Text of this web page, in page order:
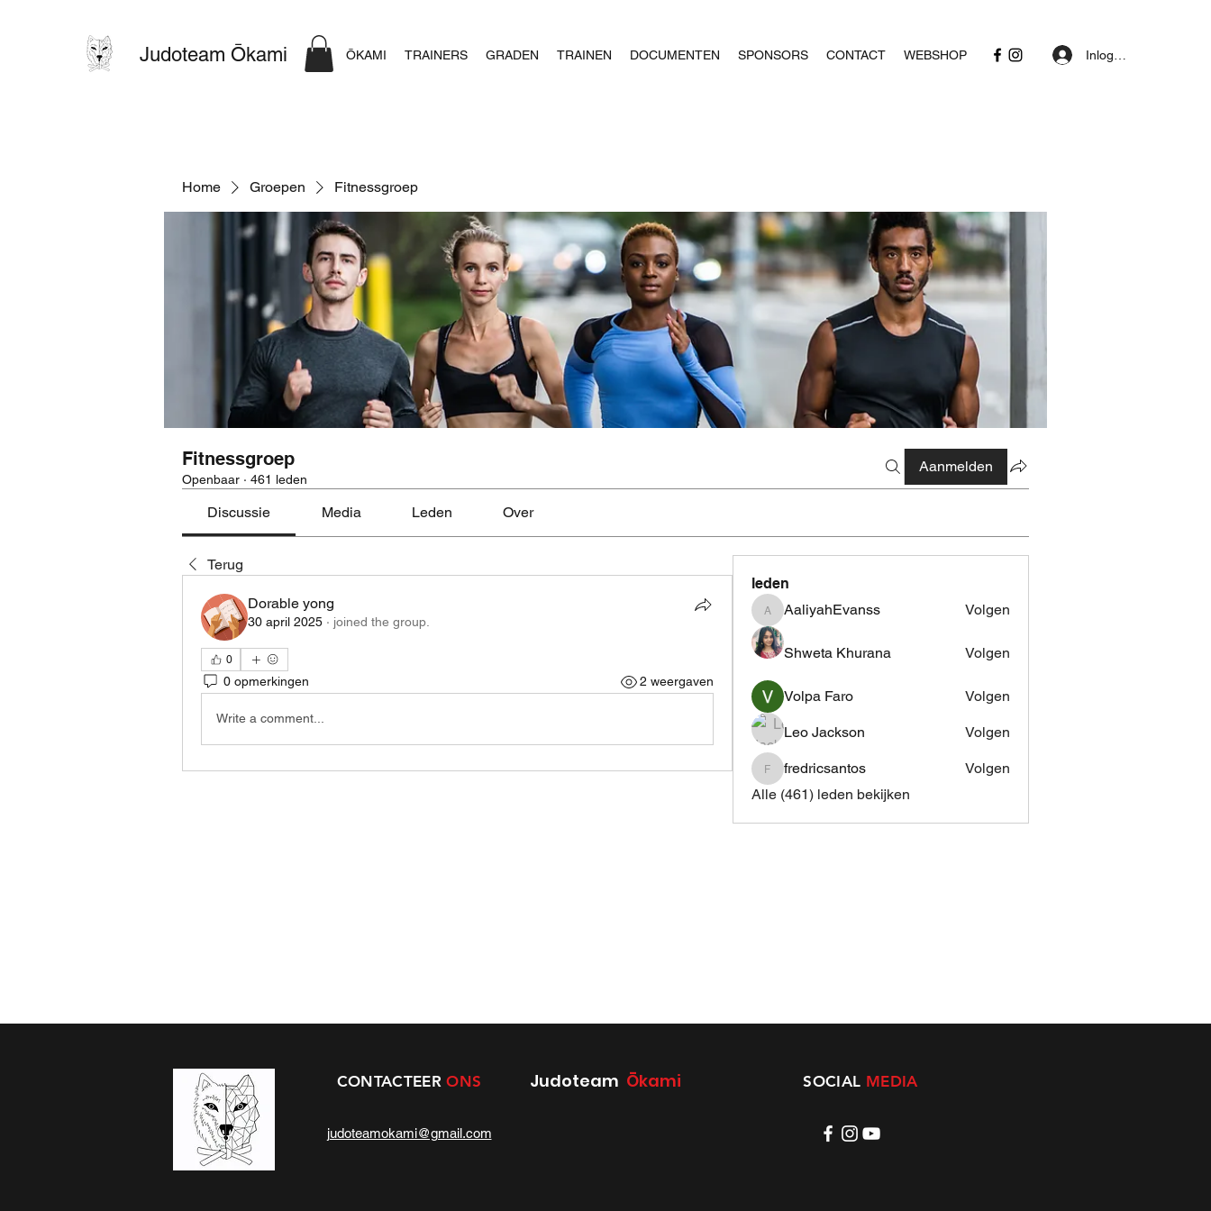
Judoteam Ōkami ŌKAMI TRAINERS GRADEN TRAINEN DOCUMENTEN SPONSORS CONTACT WEBSHOP Inloggen
Home Groepen Fitnessgroep
Fitnessgroep
Openbaar · 461 leden
Aanmelden
Discussie Media Leden Over
Terug
Dorable yong
30 april 2025 · joined the group.
0
0 opmerkingen 2 weergaven
Write a comment...
leden
AaliyahEvanss
AaliyahEvanss Volgen
Shweta Khurana Volgen
Volpa Faro Volgen
Leo Jackson Volgen
fredricsantos
fredricsantos
Volgen
Alle (461) leden bekijken
Judoteam Ōkami
CONTACTEERONS SOCIAL MEDIA
judoteamokami@gmail.com